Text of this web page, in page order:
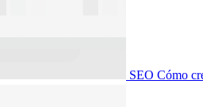
SEO Cómo